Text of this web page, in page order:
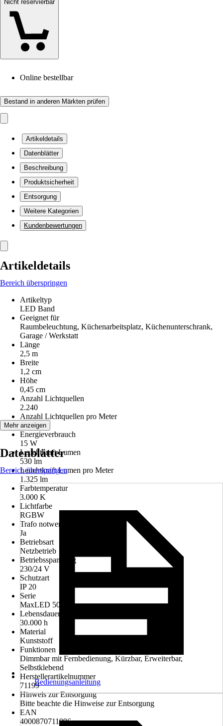
Nicht reservierbar
Online bestellbar
Bestand in anderen Märkten prüfen
Artikeldetails
Datenblätter
Beschreibung
Produktsicherheit
Entsorgung
Weitere Kategorien
Kundenbewertungen
Artikeldetails
Bereich überspringen
Artikeltyp
LED Band
Geeignet für
Raumbeleuchtung, Küchenarbeitsplatz, Küchenunterschrank,
Garage / Werkstatt
Länge
2,5 m
Breite
1,2 cm
Höhe
0,45 cm
Anzahl Lichtquellen
2.240
Anzahl Lichtquellen pro Meter
896
Energieverbrauch
15 W
Leuchtkraft Lumen
530 lm
Leuchtkraft Lumen pro Meter
1.325 lm
Farbtemperatur
3.000 K
Lichtfarbe
RGBW
Trafo notwendig
Ja
Betriebsart
Netzbetrieb
Betriebsspannung
230/24 V
Schutzart
IP 20
Serie
MaxLED 500
Lebensdauer Leuchtmittel
30.000 h
Material
Kunststoff
Funktionen
Dimmbar mit Fernbedienung, Kürzbar, Erweiterbar,
Selbstklebend
Herstellerartikelnummer
71199
Hinweis zur Entsorgung
Bitte beachte die Hinweise zur Entsorgung
EAN
4000870711996
Mehr anzeigen
Datenblätter
Bereich überspringen
Bedienungsanleitung